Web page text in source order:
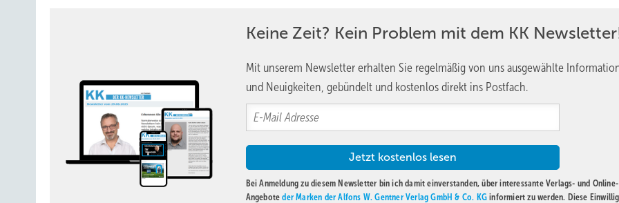
Keine Zeit? Kein Problem mit dem KK
Mit unserem Newsletter erhalten Sie regelmäßig von uns ausgewählte
und Neuigkeiten, gebündelt und kostenlos direkt ins Postfach.
Bei Anmeldung zu diesem Newsletter bin ich damit einverstanden, über interessante Verlags- und Online-
Angeboteder Marken der Alfons W. Gentner Verlag GmbH & Co. KG informiert zu werden. Diese